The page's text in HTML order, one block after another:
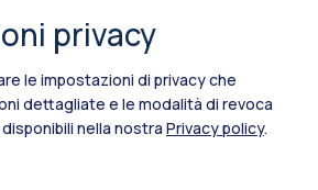
privacy
le impostazioni di privacy che
dettagliate e le modalità di revoca
nella nostra Privacy policy.